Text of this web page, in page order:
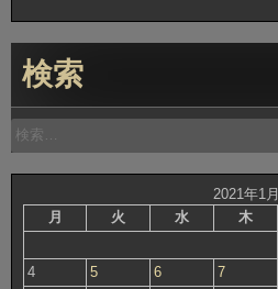
検索
検
索:
2021年1月
月
火 水 木
4
5 6 7